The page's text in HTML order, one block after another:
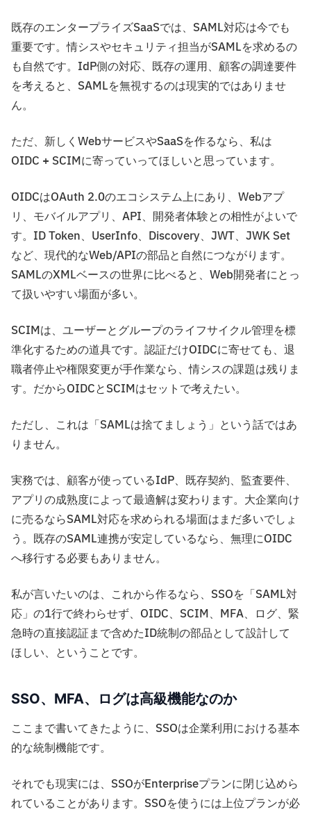
既存のエンタープライズSaaSでは、SAML対応は今でも
重要です。情シスやセキュリティ担当がSAMLを求めるの
も自然です。IdP側の対応、既存の運用、顧客の調達要件
を考えると、SAMLを無視するのは現実的ではありませ
ん。
ただ、新しくWebサービスやSaaSを作るなら、私は
OIDC + SCIMに寄っていってほしいと思っています。
OIDCはOAuth 2.0のエコシステム上にあり、Webアプ
リ、モバイルアプリ、API、開発者体験との相性がよいで
す。ID Token、UserInfo、Discovery、JWT、JWK Set
など、現代的なWeb/APIの部品と自然につながります。
SAMLのXMLベースの世界に比べると、Web開発者にとっ
て扱いやすい場面が多い。
SCIMは、ユーザーとグループのライフサイクル管理を標
準化するための道具です。認証だけOIDCに寄せても、退
職者停止や権限変更が手作業なら、情シスの課題は残りま
す。だからOIDCとSCIMはセットで考えたい。
ただし、これは「SAMLは捨てましょう」という話ではあ
りません。
実務では、顧客が使っているIdP、既存契約、監査要件、
アプリの成熟度によって最適解は変わります。大企業向け
に売るならSAML対応を求められる場面はまだ多いでしょ
う。既存のSAML連携が安定しているなら、無理にOIDC
へ移行する必要もありません。
私が言いたいのは、これから作るなら、SSOを「SAML対
応」の1行で終わらせず、OIDC、SCIM、MFA、ログ、緊
急時の直接認証まで含めたID統制の部品として設計して
ほしい、ということです。
SSO、MFA、ログは高級機能なのか
ここまで書いてきたように、SSOは企業利用における基本
的な統制機能です。
それでも現実には、SSOがEnterpriseプランに閉じ込めら
れていることがあります。SSOを使うには上位プランが必